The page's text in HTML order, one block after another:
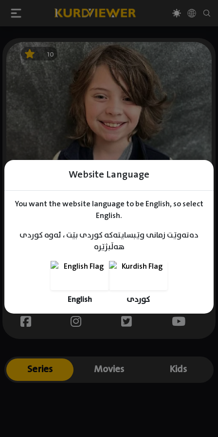
Website Language
You want the website language to be English, so select
English.
دەتەوێت زمانی وێبسایتەکە کوردی بێت ، ئەوە کوردی
هەڵبژێرە
English کوردی
10
Gender : male
Series Movies Kids